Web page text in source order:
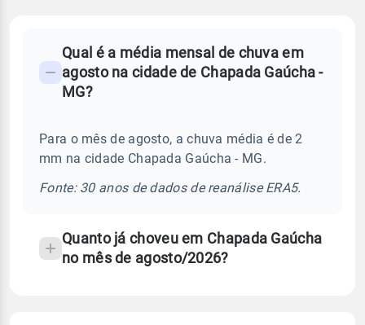
Perguntas
frequentes
chuva
temperatura
Qual é a média mensal de chuva em
agosto na cidade de Chapada Gaúcha -
MG?
Para o mês de agosto, a chuva média é de 2
mm na cidade Chapada Gaúcha - MG.
Fonte: 30 anos de dados de reanálise ERA5.
Quanto já choveu em Chapada Gaúcha
no mês de agosto/2026?